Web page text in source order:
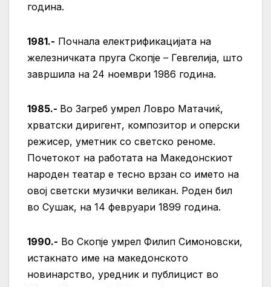
година.
1981.- Почнала електрификацијата на
железничката пруга Скопје – Гевгелија, што
завршила на 24 ноември 1986 година.
1985.- Во Загреб умрел Ловро Матачиќ,
хрватски диригент, композитор и оперски
режисер, уметник со светско реноме.
Почетокот на работата на Македонскиот
народен театар е тесно врзан со името на
овој светски музички великан. Роден бил
во Сушак, на 14 февруари 1899 година.
1990.- Во Скопје умрел Филип Симоновски,
истакнато име на македонското
новинарство, уредник и публицист во